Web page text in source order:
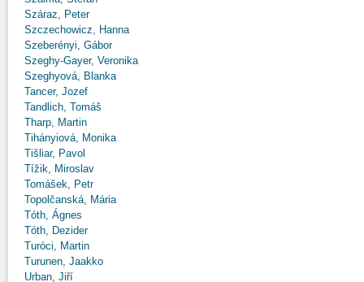
Száraz, Peter
Szczechowicz, Hanna
Szeberényi, Gábor
Szeghy-Gayer, Veronika
Szeghyová, Blanka
Tancer, Jozef
Tandlich, Tomáš
Tharp, Martin
Tihányiová, Monika
Tišliar, Pavol
Tížik, Miroslav
Tomášek, Petr
Topolčanská, Mária
Tóth, Ágnes
Tóth, Dezider
Turóci, Martin
Turunen, Jaakko
Urban, Jiří